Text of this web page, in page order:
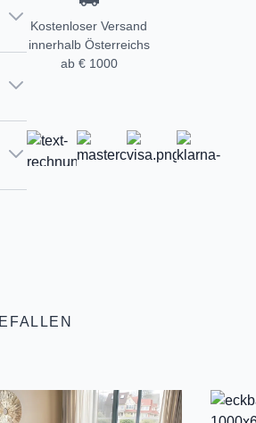
Kostenloser Versand
innerhalb Österreichs
ab € 1000